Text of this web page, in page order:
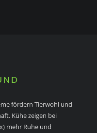
fördern Tierwohl und
Kühe zeigen bei
mehr Ruhe und